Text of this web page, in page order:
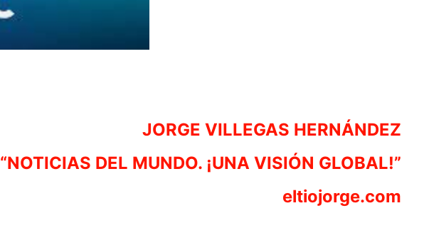
JORGE VILLEGAS HERNÁNDEZ
“NOTICIAS DEL MUNDO. ¡UNA VISIÓN GLOBAL!”
eltiojorge.com